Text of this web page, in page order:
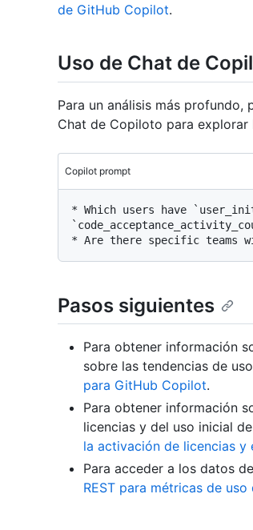
de GitHub Copilot.
Uso de Chat de
Para un análisis más profundo,
Chat de Copiloto para
Copilot prompt
* Which users have
Pasos siguientes
Para obtener información
sobre las tendencias de
para GitHub Copilot.
Para obtener información
licencias y del uso inicial
la activación de licencias
Para acceder a los datos
REST para métricas de